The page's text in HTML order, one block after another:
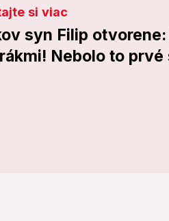
si viac
syn Filip
Nebolo to